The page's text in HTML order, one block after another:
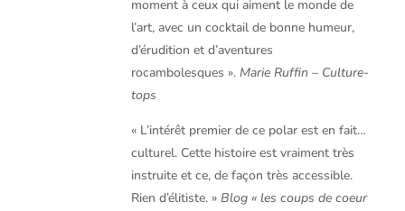
moment à ceux qui aiment le monde de
l’art, avec un cocktail de bonne humeur,
d’érudition et d’aventures
rocambolesques ». Marie Ruffin – Culture-
tops
« L’intérêt premier de ce polar est en fait…
culturel. Cette histoire est vraiment très
instruite et ce, de façon très accessible.
Rien d’élitiste. » Blog « les coups de coeur